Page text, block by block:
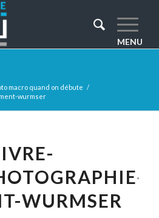
macro quand on débute /
wurmser
WURMSER